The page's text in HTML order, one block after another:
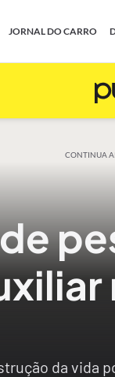
JORNAL DO CARRO
CONTINUA
da